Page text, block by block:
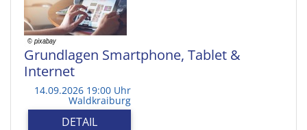
Grundlagen Smartphone, Tablet &
Internet
14.09.2026 19:00 Uhr
Waldkraiburg
DETAIL